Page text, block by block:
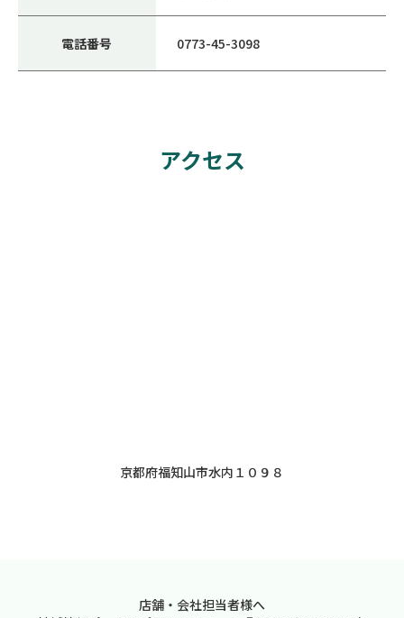
電話番号 0773-45-3098
アクセス
京都府福知山市水内１０９８
店舗・会社担当者様へ